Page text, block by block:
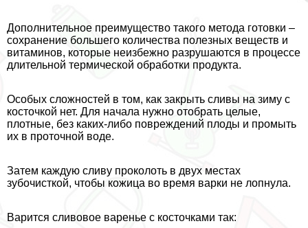
Дополнительное преимущество такого метода готовки –
сохранение большего количества полезных веществ и
витаминов, которые неизбежно разрушаются в процессе
длительной термической обработки продукта.
Особых сложностей в том, как закрыть сливы на зиму с
косточкой нет. Для начала нужно отобрать целые,
плотные, без каких-либо повреждений плоды и промыть
их в проточной воде.
Затем каждую сливу проколоть в двух местах
зубочисткой, чтобы кожица во время варки не лопнула.
Варится сливовое варенье с косточками так: